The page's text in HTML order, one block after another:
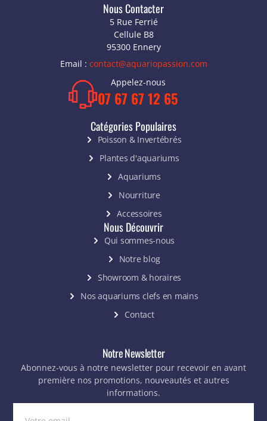
Nous Contacter
5 Rue Ferrié
Cellule B8
95300 Ennery
Email : contact@aquariopassion.com
Appelez-nous
07 67 67 12 65
Catégories Populaires
Poisson & Invertébrés
Plantes d'aquariums
Aquariums
Nourriture
Accessoires
Nous Découvrir
Qui sommes-nous
Notre blog
Showroom & horaires
Nos aquariums clefs en mains
Contact
Notre Newsletter
Abonnez-vous à notre newsletter pour recevoir en avant
première nos promotions, nouveautés et autres
informations.